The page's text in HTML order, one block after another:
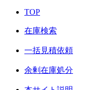
TOP
在庫検索
一括見積依頼
余剰在庫処分